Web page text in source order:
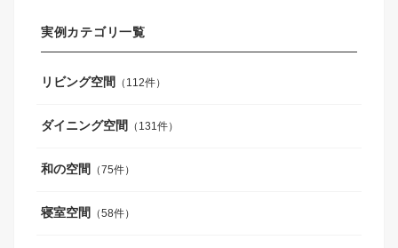
実例カテゴリ一覧
リビング空間 （112件）
ダイニング空間 （131件）
和の空間 （75件）
寝室空間 （58件）